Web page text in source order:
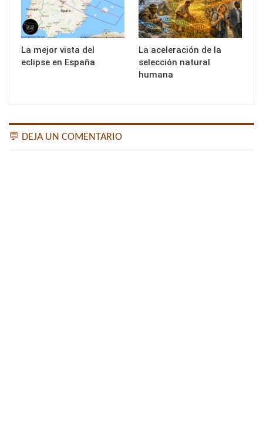
La mejor vista del
eclipse en España
La aceleración de la
selección natural
humana
💬 DEJA UN COMENTARIO